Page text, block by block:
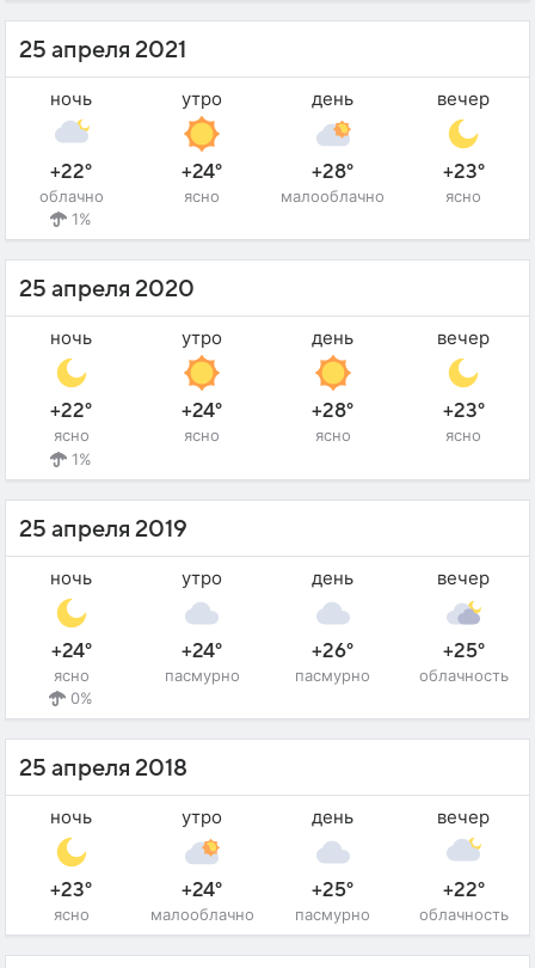
25 апреля 2021
ночь
+22°
облачно
1%
утро
+24°
ясно
день
+28°
малооблачно
вечер
+23°
ясно
25 апреля 2020
ночь
+22°
ясно
1%
утро
+24°
ясно
день
+28°
ясно
вечер
+23°
ясно
25 апреля 2019
ночь
+24°
ясно
0%
утро
+24°
пасмурно
день
+26°
пасмурно
вечер
+25°
облачность
25 апреля 2018
ночь
+23°
ясно
утро
+24°
малооблачно
день
+25°
пасмурно
вечер
+22°
облачность